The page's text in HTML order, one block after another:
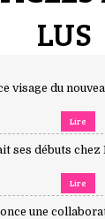
LUS
visage du
Lire
ses débuts chez
Lire
une